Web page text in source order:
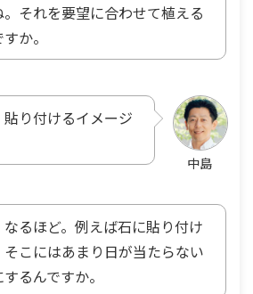
。それを要望に合わせて植える
か。
中島
り付けるイメージ
なるほど。例えば石に貼り付け
そこにはあまり日が当たらない
るんですか。